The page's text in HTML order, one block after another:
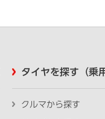
タイヤを探す（乗
クルマから探す